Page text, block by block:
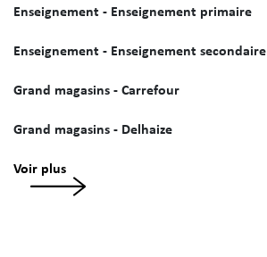
Enseignement - Enseignement primaire
Enseignement - Enseignement secondaire
Grand magasins - Carrefour
Grand magasins - Delhaize
Voir plus